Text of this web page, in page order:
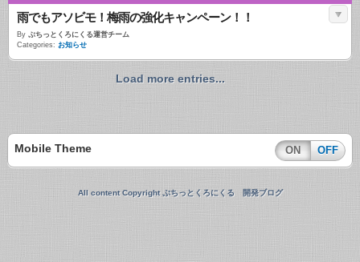
雨でもアソビモ！梅雨の強化キャンペーン！！
By ぷちっとくろにくる運営チーム
Categories: お知らせ
Load more entries...
Mobile Theme ON OFF
All content Copyright ぷちっとくろにくる 開発ブログ